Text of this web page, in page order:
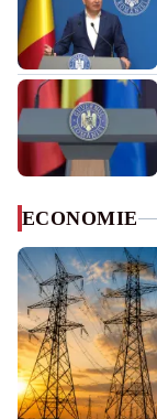
ECONOMIE